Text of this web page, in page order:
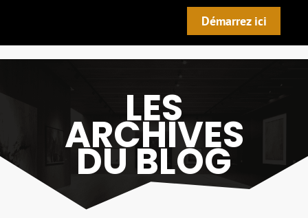
Démarrez ici
LES
ARCHIVES
DU BLOG